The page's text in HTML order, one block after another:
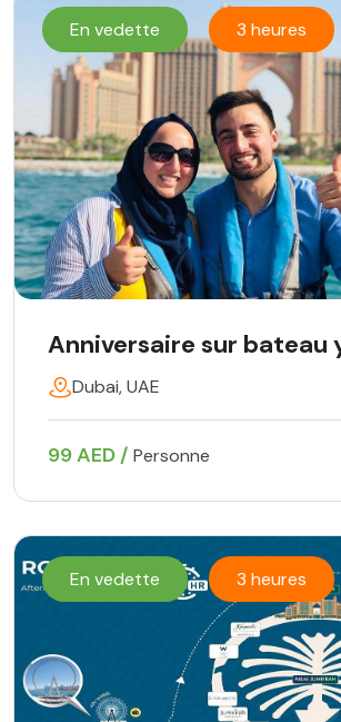
En vedette 3 heures
Anniversaire sur bateau
Dubai, UAE
99 AED / Personne
En vedette 3 heures